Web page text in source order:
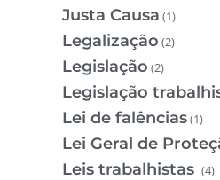
Justa Causa (1)
Legalização (2)
Legislação (2)
Legislação
Lei de falências(1)
Lei Geral de
Leis trabalhistas (4)